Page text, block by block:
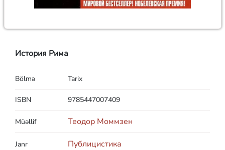
История Рима
Bölmə Tarix
ISBN 9785447007409
Müəllif Теодор Моммзен
Janr Публицистика